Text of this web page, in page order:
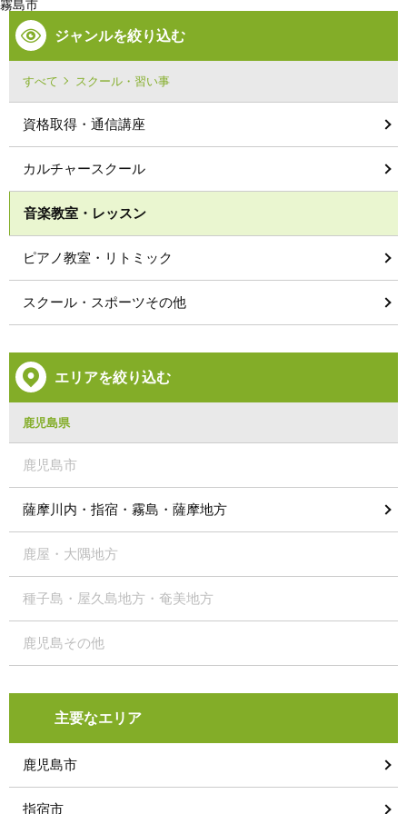
霧島市
ジャンルを絞り込む
すべて スクール・習い事
資格取得・通信講座
カルチャースクール
音楽教室・レッスン
ピアノ教室・リトミック
スクール・スポーツその他
エリアを絞り込む
鹿児島県
鹿児島市
薩摩川内・指宿・霧島・薩摩地方
鹿屋・大隅地方
種子島・屋久島地方・奄美地方
鹿児島その他
主要なエリア
鹿児島市
指宿市